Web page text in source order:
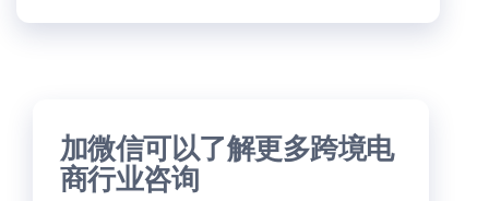
加微信可以了解更多跨境电
商行业咨询